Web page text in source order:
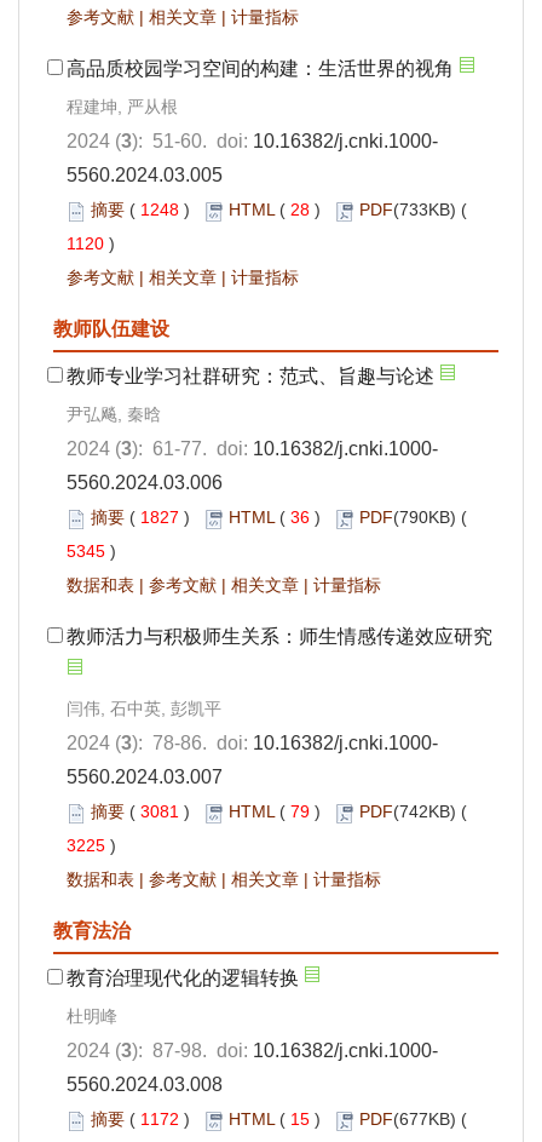
参考文献 | 相关文章 | 计量指标
高品质校园学习空间的构建：生活世界的视角
程建坤, 严从根
2024 (3): 51-60. doi: 10.16382/j.cnki.1000-
5560.2024.03.005
摘要 ( 1248 ) HTML( 28 ) PDF(733KB) (
1120 )
参考文献 | 相关文章 | 计量指标
教师队伍建设
教师专业学习社群研究：范式、旨趣与论述
尹弘飚, 秦晗
2024 (3): 61-77. doi: 10.16382/j.cnki.1000-
5560.2024.03.006
摘要 ( 1827 ) HTML( 36 ) PDF(790KB) (
5345 )
数据和表 | 参考文献 | 相关文章 | 计量指标
教师活力与积极师生关系：师生情感传递效应研究
闫伟, 石中英, 彭凯平
2024 (3): 78-86. doi: 10.16382/j.cnki.1000-
5560.2024.03.007
摘要 ( 3081 ) HTML( 79 ) PDF(742KB) (
3225 )
数据和表 | 参考文献 | 相关文章 | 计量指标
教育法治
教育治理现代化的逻辑转换
杜明峰
2024 (3): 87-98. doi: 10.16382/j.cnki.1000-
5560.2024.03.008
摘要 ( 1172 ) HTML( 15 ) PDF(677KB) (